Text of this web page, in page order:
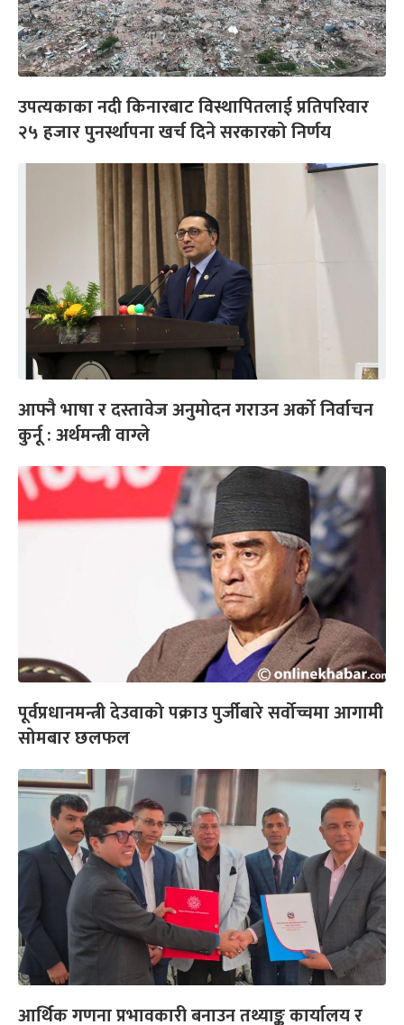
उपत्यकाका नदी किनारबाट विस्थापितलाई प्रतिपरिवार
२५ हजार पुनर्स्थापना खर्च दिने सरकारको निर्णय
आफ्नै भाषा र दस्तावेज अनुमोदन गराउन अर्को निर्वाचन
कुर्नू : अर्थमन्त्री वाग्ले
पूर्वप्रधानमन्त्री देउवाको पक्राउ पुर्जीबारे सर्वोच्चमा आगामी
सोमबार छलफल
आर्थिक गणना प्रभावकारी बनाउन तथ्याङ्क कार्यालय र